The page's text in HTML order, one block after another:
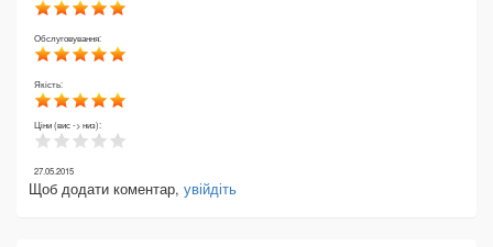
Обслуговування:
Якість:
Ціни (вис -> низ):
27.05.2015
Щоб додати коментар, увійдіть